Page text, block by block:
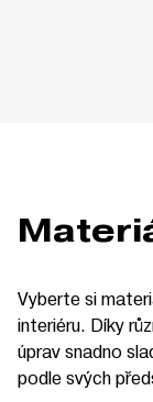
Vyberte si
interiéru. Díky
úprav snadno
podle svých